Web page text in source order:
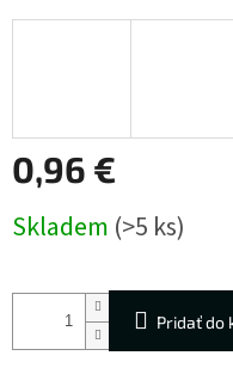
0,96 €
cena:
Skladem (>5 ks)
Pridať do